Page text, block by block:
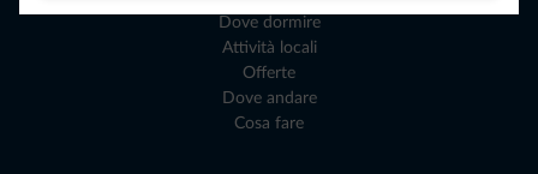
Dove dormire
Attività locali
Offerte
Dove andare
Cosa fare